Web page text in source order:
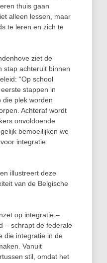
thuis gaan
alleen lessen, maar
te leren en zich te
ziet de
stap achteruit binnen
“Op school
stappen in
die plek worden
Achteraf wordt
onvoldoende
bemoeilijken we
integratie:
illustreert deze
van de Belgische
op integratie –
– schrapt de federale
die integratie in de
Vanuit
stil, omdat het